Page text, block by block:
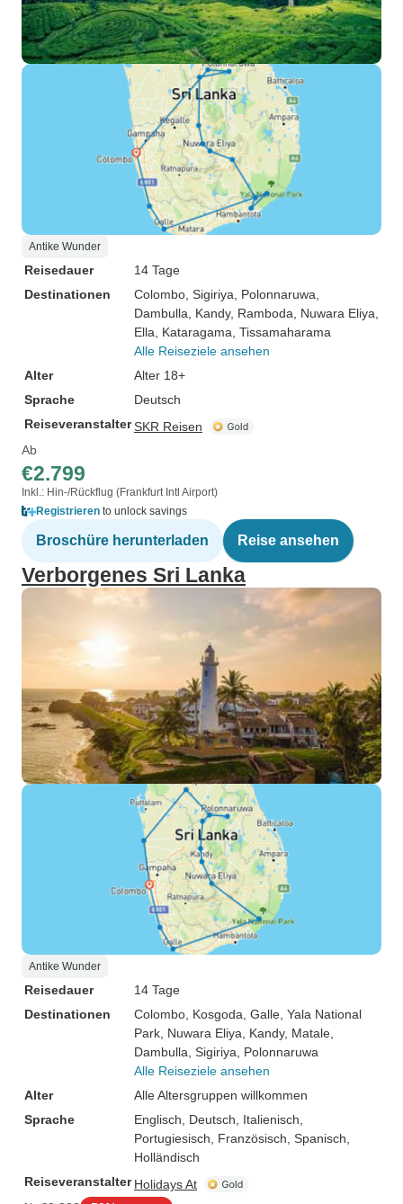
Antike Wunder
Reisedauer
14 Tage
Destinationen
Colombo , Sigiriya , Polonnaruwa
Dambulla , Kandy, Ramboda , Nuwara Eliya
Ella , Kataragama , Tissamaharama
Alle Reiseziele ansehen
Alter
Alter 18+
Sprache
Deutsch
ReiseveranstalterSKR Reisen
Ab
€2.799
Inkl.: Hin-/Rückflug (Frankfurt Intl Airport)
Registrieren to unlock savings
Broschüre herunterladen Reise ansehen
Verborgenes Sri Lanka
Antike Wunder
Reisedauer
14 Tage
Destinationen
Colombo , Kosgoda , Galle , Yala National
Park , Nuwara Eliya , Kandy, Matale
Dambulla , Sigiriya , Polonnaruwa
Alle Reiseziele ansehen
Alter
Alle Altersgruppen willkommen
Sprache
Englisch, Deutsch, Italienisch,
Portugiesisch, Französisch, Spanisch,
Holländisch
Reiseveranstalter Holidays At